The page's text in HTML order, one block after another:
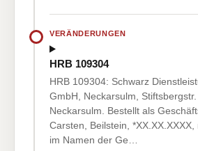
VERÄNDERUNGEN
HRB 109304
HRB 109304: Schwarz
GmbH, Neckarsulm,
Neckarsulm. Bestellt als
Carsten, Beilstein, *XX.XX.XXXX,
im Namen der Ge…